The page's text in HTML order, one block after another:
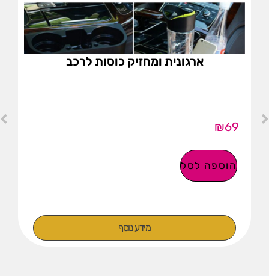
ארגונית ומחזיק כוסות לרכב
₪69
הוספה לסל
מידע נוסף